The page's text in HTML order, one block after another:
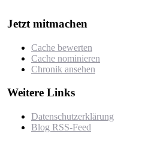
Jetzt mitmachen
Cache bewerten
Cache nominieren
Chronik ansehen
Weitere Links
Datenschutzerklärung
Blog RSS-Feed